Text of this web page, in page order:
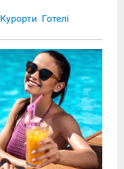
Курорти Готелі